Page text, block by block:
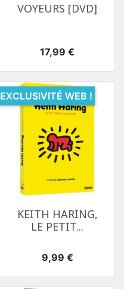
VOYEURS [DVD]
Prix
17,99 €
KEITH HARING,
LE PETIT...
Prix
9,99 €
EXCLUSIVITÉ WEB !